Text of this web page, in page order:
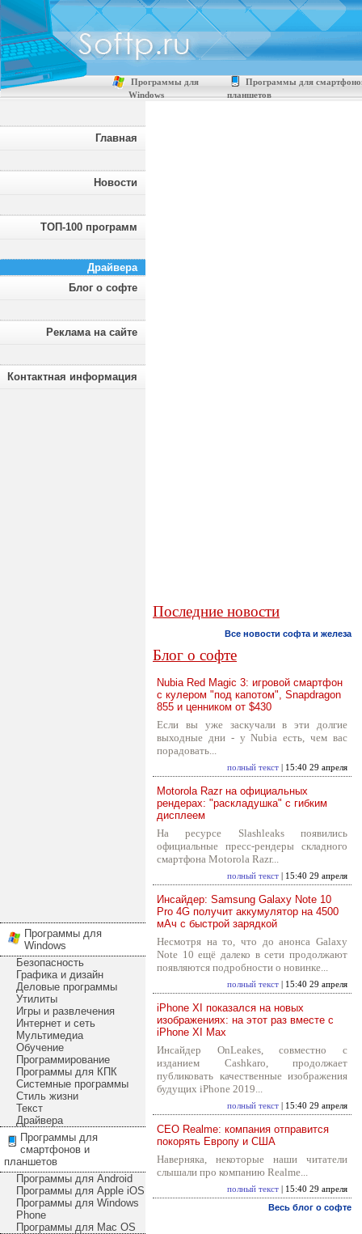
Программы для
Windows
Программы для
планшетов
Главная
Новости
ТОП-100 программ
Драйвера
Блог о софте
Реклама на сайте
Контактная информация
Программы для
Windows
Безопасность
Графика и дизайн
Деловые программы
Утилиты
Игры и развлечения
Интернет и сеть
Мультимедиа
Обучение
Программирование
Программы для КПК
Системные программы
Стиль жизни
Текст
Драйвера
Программы для
смартфонов и
планшетов
Программы для Android
Программы для Apple iOS
Программы для Windows
Phone
Программы для Mac OS
Последние новости
Все новости софта и железа
Блог о софте
Nubia Red Magic 3: игровой смартфон
с кулером "под капотом", Snapdragon
855 и ценником от $430
Если вы уже заскучали в эти долгие
выходные дни - у Nubia есть, чем вас
порадовать...
полный текст | 15:40 29 апреля
Motorola Razr на официальных
рендерах: "раскладушка" с гибким
дисплеем
На ресурсе Slashleaks появились
официальные пресс-рендеры складного
смартфона Motorola Razr...
полный текст | 15:40 29 апреля
Инсайдер: Samsung Galaxy Note 10
Pro 4G получит аккумулятор на 4500
мАч с быстрой зарядкой
Несмотря на то, что до анонса Galaxy
Note 10 ещё далеко в сети продолжают
появляются подробности о новинке...
полный текст | 15:40 29 апреля
iPhone XI показался на новых
изображениях: на этот раз вместе с
iPhone XI Max
Инсайдер OnLeakes, совместно с
изданием Cashkaro, продолжает
публиковать качественные изображения
будущих iPhone 2019...
полный текст | 15:40 29 апреля
CEO Realme: компания отправится
покорять Европу и США
Наверняка, некоторые наши читатели
слышали про компанию Realme...
полный текст | 15:40 29 апреля
Весь блог о софте